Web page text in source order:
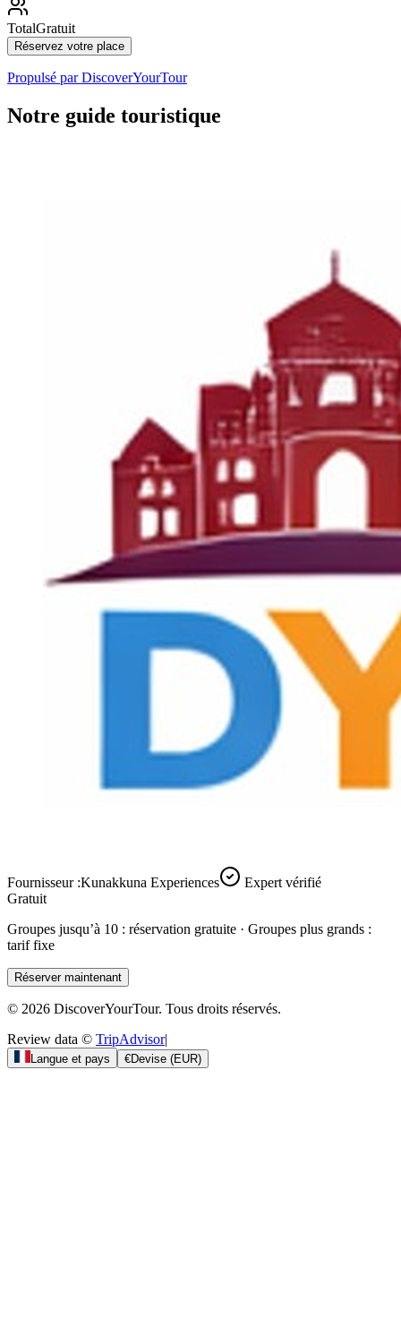
TotalGratuit
Réservez votre place
Propulsé parDiscoverYourTour
Notre guide touristique
Fournisseur :Kunakkuna Experiences
Expert vérifié
Gratuit
Groupes jusqu’à 10 : réservation gratuite · Groupes plus grands :
tarif fixe
Réserver maintenant
© 2026 DiscoverYourTour. Tous droits réservés.
Review data © TripAdvisor|
Langue et pays €Devise (EUR)